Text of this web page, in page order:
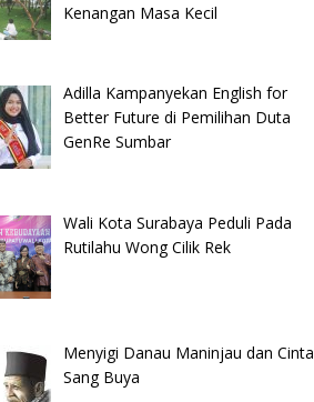
Kenangan Masa Kecil
Adilla Kampanyekan English for
Better Future di Pemilihan Duta
GenRe Sumbar
Wali Kota Surabaya Peduli Pada
Rutilahu Wong Cilik Rek
Menyigi Danau Maninjau dan Cinta
Sang Buya